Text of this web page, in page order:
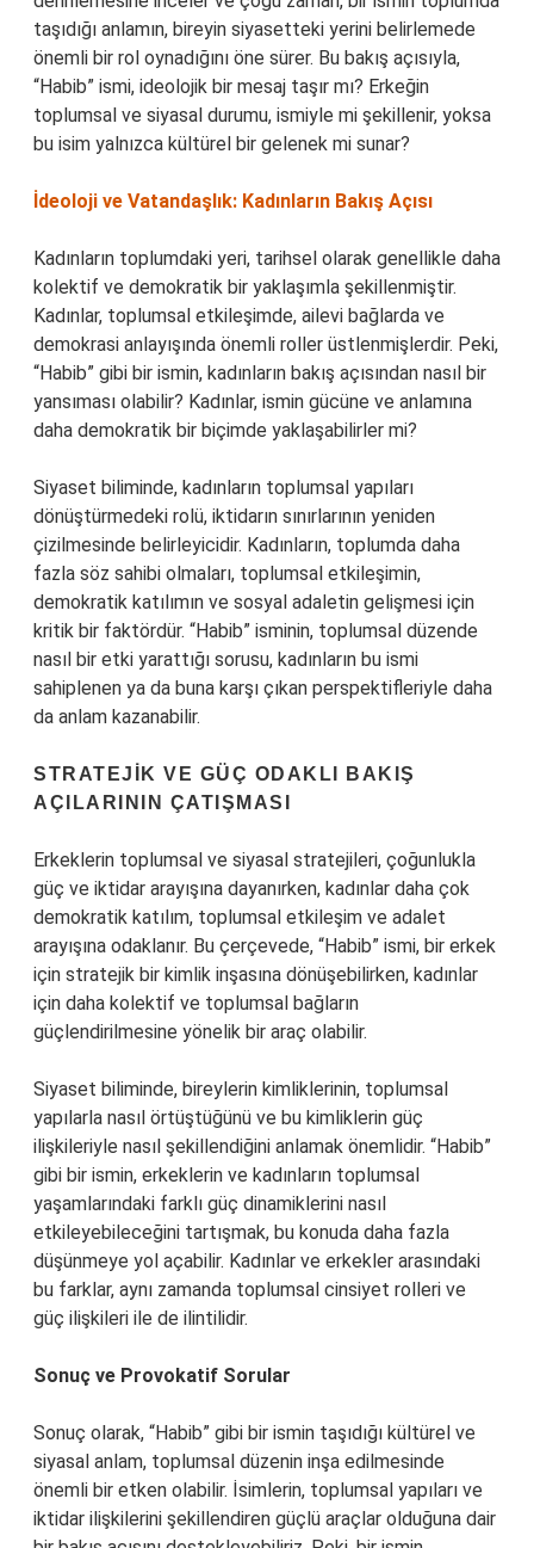
taşıdığı anlamın, bireyin siyasetteki yerini belirlemede
önemli bir rol oynadığını öne sürer. Bu bakış açısıyla,
“Habib” ismi, ideolojik bir mesaj taşır mı? Erkeğin
toplumsal ve siyasal durumu, ismiyle mi şekillenir, yoksa
bu isim yalnızca kültürel bir gelenek mi sunar?
İdeoloji ve Vatandaşlık: Kadınların Bakış Açısı
Kadınların toplumdaki yeri, tarihsel olarak genellikle daha
kolektif ve demokratik bir yaklaşımla şekillenmiştir.
Kadınlar, toplumsal etkileşimde, ailevi bağlarda ve
demokrasi anlayışında önemli roller üstlenmişlerdir. Peki,
“Habib” gibi bir ismin, kadınların bakış açısından nasıl bir
yansıması olabilir? Kadınlar, ismin gücüne ve anlamına
daha demokratik bir biçimde yaklaşabilirler mi?
Siyaset biliminde, kadınların toplumsal yapıları
dönüştürmedeki rolü, iktidarın sınırlarının yeniden
çizilmesinde belirleyicidir. Kadınların, toplumda daha
fazla söz sahibi olmaları, toplumsal etkileşimin,
demokratik katılımın ve sosyal adaletin gelişmesi için
kritik bir faktördür. “Habib” isminin, toplumsal düzende
nasıl bir etki yarattığı sorusu, kadınların bu ismi
sahiplenen ya da buna karşı çıkan perspektifleriyle daha
da anlam kazanabilir.
STRATEJIK VE GÜÇ ODAKLI BAKIŞ
AÇILARININ ÇATIŞMASI
Erkeklerin toplumsal ve siyasal stratejileri, çoğunlukla
güç ve iktidar arayışına dayanırken, kadınlar daha çok
demokratik katılım, toplumsal etkileşim ve adalet
arayışına odaklanır. Bu çerçevede, “Habib” ismi, bir erkek
için stratejik bir kimlik inşasına dönüşebilirken, kadınlar
için daha kolektif ve toplumsal bağların
güçlendirilmesine yönelik bir araç olabilir.
Siyaset biliminde, bireylerin kimliklerinin, toplumsal
yapılarla nasıl örtüştüğünü ve bu kimliklerin güç
ilişkileriyle nasıl şekillendiğini anlamak önemlidir. “Habib”
gibi bir ismin, erkeklerin ve kadınların toplumsal
yaşamlarındaki farklı güç dinamiklerini nasıl
etkileyebileceğini tartışmak, bu konuda daha fazla
düşünmeye yol açabilir. Kadınlar ve erkekler arasındaki
bu farklar, aynı zamanda toplumsal cinsiyet rolleri ve
güç ilişkileri ile de ilintilidir.
Sonuç ve Provokatif Sorular
Sonuç olarak, “Habib” gibi bir ismin taşıdığı kültürel ve
siyasal anlam, toplumsal düzenin inşa edilmesinde
önemli bir etken olabilir. İsimlerin, toplumsal yapıları ve
iktidar ilişkilerini şekillendiren güçlü araçlar olduğuna dair